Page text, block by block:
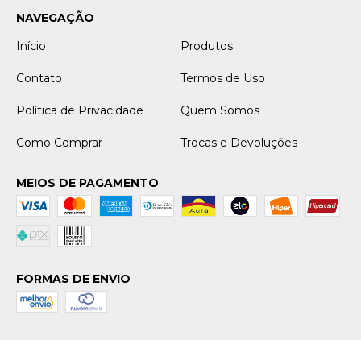
NAVEGAÇÃO
Início
Produtos
Contato Termos de Uso
Política de Privacidade Quem Somos
Como Comprar Trocas e Devoluções
MEIOS DE PAGAMENTO
FORMAS DE ENVIO